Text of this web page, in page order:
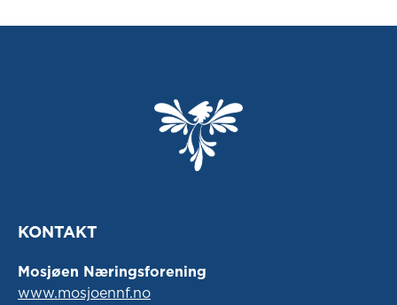
KONTAKT
Mosjøen Næringsforening
www.mosjoennf.no